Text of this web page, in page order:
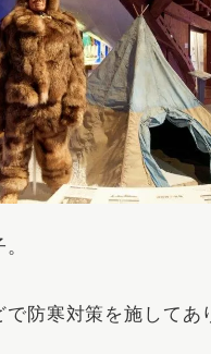
で防寒対策を施してあ